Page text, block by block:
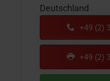
Deutschland
+49 (2)
+49 (2)